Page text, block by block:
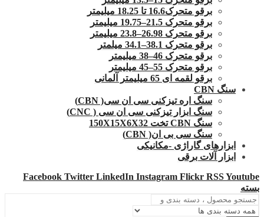
برقو متحرک16.6 تا 18.25 میلیمتر
برقو متحرک 21.5–19.75 میلیمتر
برقو متحرک 26.98–23.8 میلیمتر
برقو متحرک 38.1–34.1 میلمتر
برقو متحرک 46–38 میلیمتر
برقو متحرک 55–45 میلیمتر
برقو لقمه ای 65 میلیمتر آلمانی
سنگ CBN
سنگ اره تیزکنی سی ان سی( CBN)
سنگ ابزار تیزکنی سی ان سی ( CNC)
سنگ CBN تخت 150X15X6X32
سنگ سی بی ان( CBN)
ابزارهای گاراژی -مکانیکی
ابزار آلات برقی
Facebook Twitter LinkedIn Instagram Flickr RSSYoutube
بسته